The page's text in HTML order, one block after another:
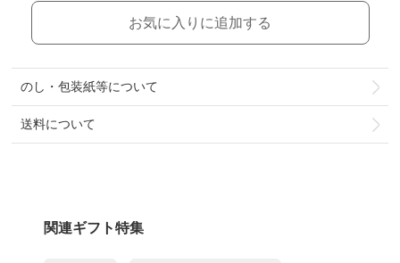
お気に入りに追加する
のし・包装紙等について
送料について
関連ギフト特集